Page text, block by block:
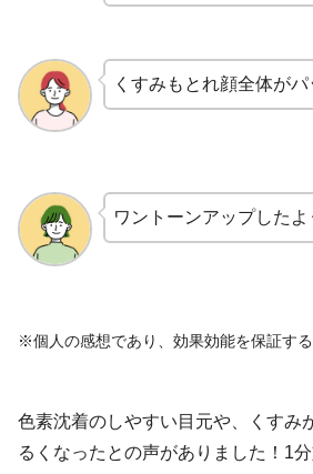
くすみもとれ顔全体が
ワントーンアップしたよ
※個人の感想であり、効果効能を保証する
色素沈着のしやすい目元や、くすみ
るくなったとの声がありました！1